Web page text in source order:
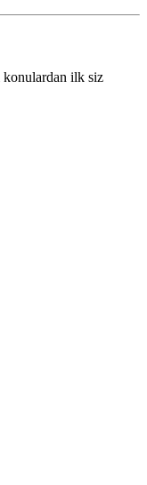
konulardan ilk siz